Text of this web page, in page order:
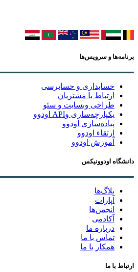
برنامه‌ها و سرویس‌ها
حسابداری و حسابرسی
ارتباط با مشتریان
طراحی وبسایت و سئو
یکپارچه‌سازی وAPI اودوو
پیاده‌سازی اودوو
ارتقاء اودوو
آموزش اودوو
دانشگاه اودوونیکس
بلاگ‌ها
آپارات
انجمن‌ها
آکادمی
درباره ما
تماس با ما
همکار با ما
ارتباط با ما